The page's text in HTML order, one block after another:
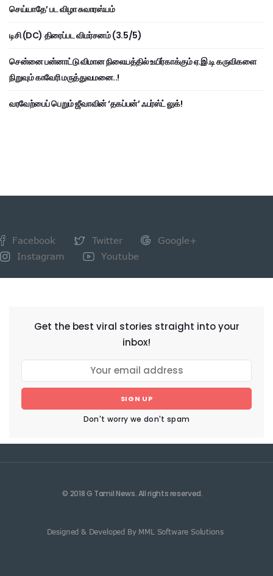
செய்யாதே’ பட விழா சுவாரஸ்யம்
டிசி (DC) திரைப்பட விமர்சனம் (3.5/5)
சென்னை பன்னாட்டு விமான நிலையத்தில் உயிர்காக்கும் ஏ.இ.டி கருவிகளை
நிறுவும் காவேரி மருத்துவமனை..!
வரவேற்பைப் பெறும் ஜீவாவின் ‘தகப்பன்’ ஃபர்ஸ்ட் லுக்!
Facebook Twitter
Google+
Instagram
Youtube
Get the best viral stories straight into your
inbox!
SIGN UP
Don't worry we don't spam
© 2018 G Tamil News. All rights reserved.
Designed & Developed By MML Software Solutions